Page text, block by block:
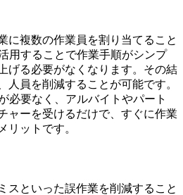
に複数の作業員を割り当てること
用することで作業手順がシンプ
げる必要がなくなります。その結
人員を削減することが可能です。
必要なく、アルバイトやパート
ャーを受けるだけで、すぐに作業
リットです。
スといった誤作業を削減すること